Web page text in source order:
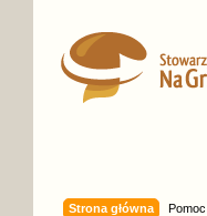
Strona główna Pomoc